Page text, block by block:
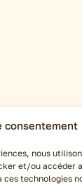
consentement
nous
et/ou accéder
ces technologies